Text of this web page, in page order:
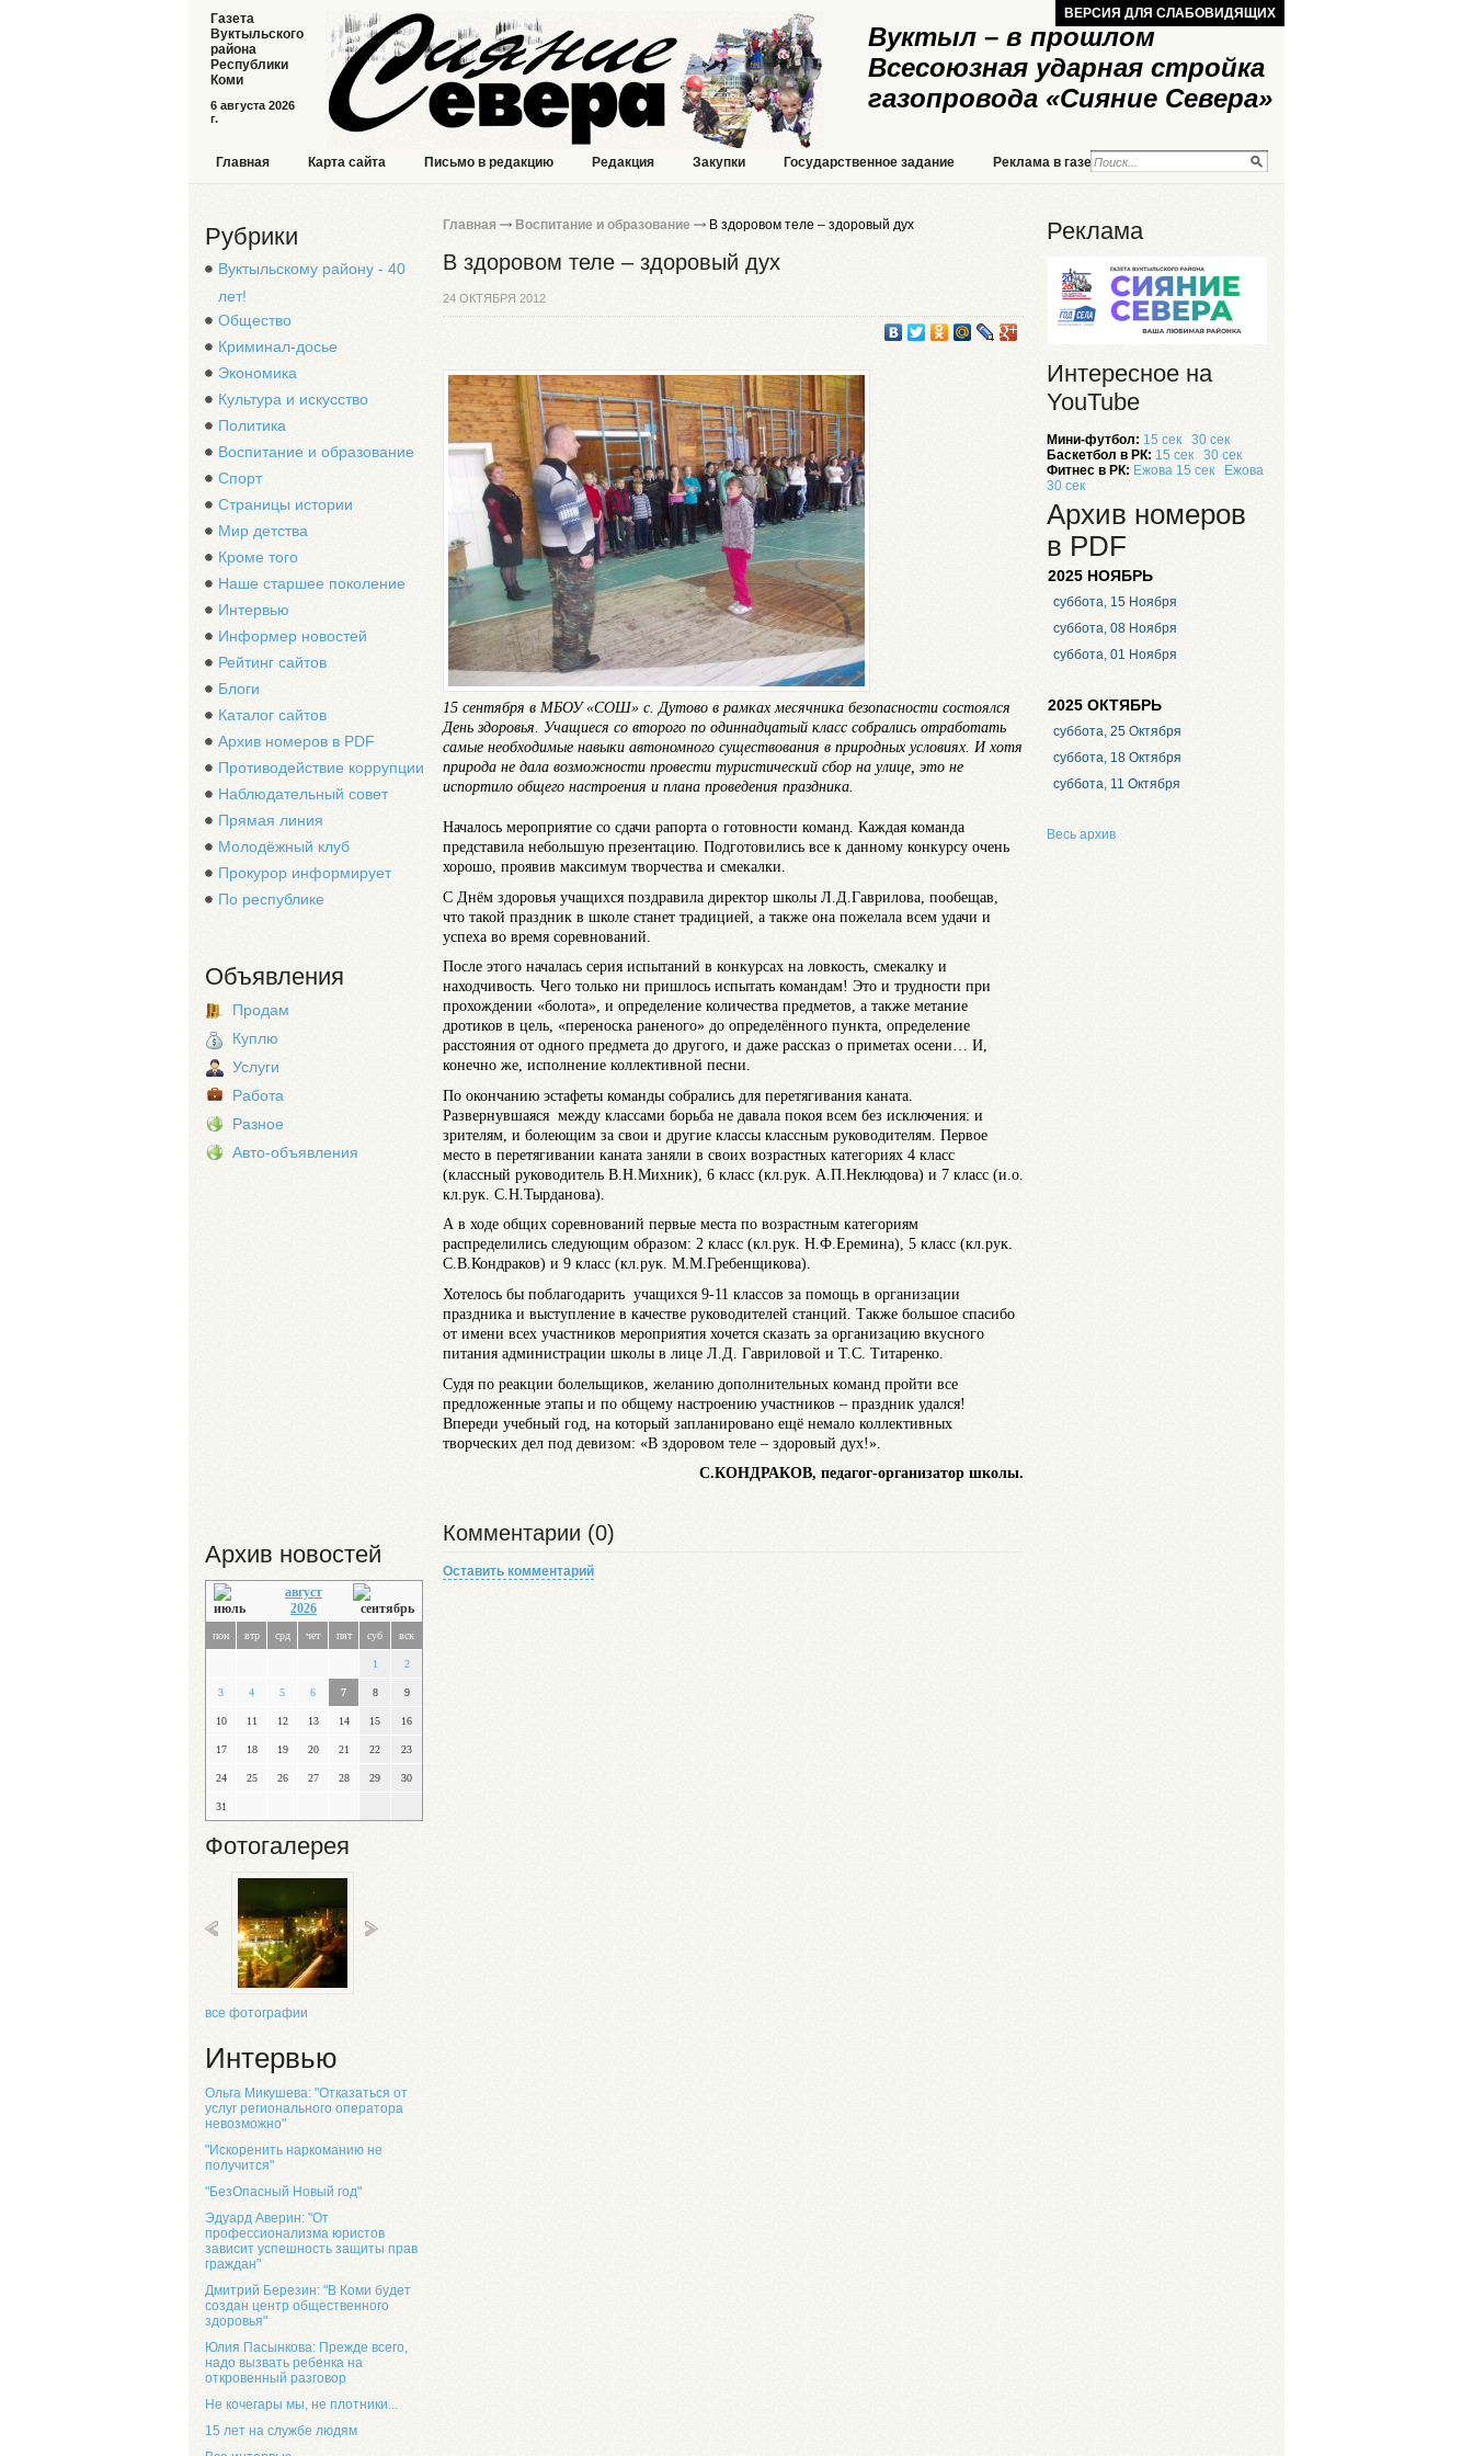
Вуктыл – в прошлом
Всесоюзная ударная стройка
газопровода «Сияние Севера»
6 августа 2026
г.
Газета
Вуктыльского
района
Республики
Коми
ВЕРСИЯ ДЛЯ СЛАБОВИДЯЩИХ
Главная Карта сайта Письмо в редакцию Редакция Закупки Государственное задание Реклама в газете Реклама на сайте
Рубрики
Вуктыльскому району - 40
лет!
Общество
Криминал-досье
Экономика
Культура и искусство
Политика
Воспитание и образование
Спорт
Страницы истории
Мир детства
Кроме того
Наше старшее поколение
Интервью
Информер новостей
Рейтинг сайтов
Блоги
Каталог сайтов
Архив номеров в PDF
Противодействие коррупции
Наблюдательный совет
Прямая линия
Молодёжный клуб
Прокурор информирует
По республике
Объявления
Продам
Куплю
Услуги
Работа
Разное
Авто-объявления
Архив новостей
август
2026
пон втр срд чет пят суб вск
1 2
3 4 5 6 7 8 9
10 11 12 13 14 15 16
17 18 19 20 21 22 23
24 25 26 27 28 29 30
31
Фотогалерея
все фотографии
Интервью
Ольга Микушева: "Отказаться от
услуг регионального оператора
невозможно"
"Искоренить наркоманию не
получится"
"БезОпасный Новый год"
Эдуард Аверин: "От
профессионализма юристов
зависит успешность защиты прав
граждан"
Дмитрий Березин: "В Коми будет
создан центр общественного
здоровья"
Юлия Пасынкова: Прежде всего,
надо вызвать ребенка на
откровенный разговор
Не кочегары мы, не плотники...
15 лет на службе людям
Главная Воспитание и образование В здоровом теле – здоровый дух
В здоровом теле – здоровый дух
24 ОКТЯБРЯ 2012
15 сентября в МБОУ «СОШ» с. Дутово в рамках месячника безопасности состоялся
День здоровья. Учащиеся со второго по одиннадцатый класс собрались отработать
самые необходимые навыки автономного существования в природных условиях. И хотя
природа не дала возможности провести туристический сбор на улице, это не
испортило общего настроения и плана проведения праздника.
Началось мероприятие со сдачи рапорта о готовности команд. Каждая команда
представила небольшую презентацию. Подготовились все к данному конкурсу очень
хорошо, проявив максимум творчества и смекалки.
С Днём здоровья учащихся поздравила директор школы Л.Д.Гаврилова, пообещав,
что такой праздник в школе станет традицией, а также она пожелала всем удачи и
успеха во время соревнований.
После этого началась серия испытаний в конкурсах на ловкость, смекалку и
находчивость. Чего только ни пришлось испытать командам! Это и трудности при
прохождении «болота», и определение количества предметов, а также метание
дротиков в цель, «переноска раненого» до определённого пункта, определение
расстояния от одного предмета до другого, и даже рассказ о приметах осени… И,
конечно же, исполнение коллективной песни.
По окончанию эстафеты команды собрались для перетягивания каната.
Развернувшаяся между классами борьба не давала покоя всем без исключения: и
зрителям, и болеющим за свои и другие классы классным руководителям. Первое
место в перетягивании каната заняли в своих возрастных категориях 4 класс
(классный руководитель В.Н.Михник), 6 класс (кл.рук. А.П.Неклюдова) и 7 класс (и.о.
кл.рук. С.Н.Тырданова).
А в ходе общих соревнований первые места по возрастным категориям
распределились следующим образом: 2 класс (кл.рук. Н.Ф.Еремина), 5 класс (кл.рук.
С.В.Кондраков) и 9 класс (кл.рук. М.М.Гребенщикова).
Хотелось бы поблагодарить учащихся 9-11 классов за помощь в организации
праздника и выступление в качестве руководителей станций. Также большое спасибо
от имени всех участников мероприятия хочется сказать за организацию вкусного
питания администрации школы в лице Л.Д. Гавриловой и Т.С. Титаренко.
Судя по реакции болельщиков, желанию дополнительных команд пройти все
предложенные этапы и по общему настроению участников – праздник удался!
Впереди учебный год, на который запланировано ещё немало коллективных
творческих дел под девизом: «В здоровом теле – здоровый дух!».
С.КОНДРАКОВ, педагог-организатор школы.
Комментарии (0)
Оставить комментарий
Реклама
Интересное на
YouTube
Мини-футбол: 15 сек
30 сек
Баскетбол в РК: 15 сек
30 сек
Фитнес в РК: Ежова 15 сек
Ежова
30 сек
Архив номеров
в PDF
2025 НОЯБРЬ
суббота, 15 Ноября
суббота, 08 Ноября
суббота, 01 Ноября
2025 ОКТЯБРЬ
суббота, 25 Октября
суббота, 18 Октября
суббота, 11 Октября
Весь архив